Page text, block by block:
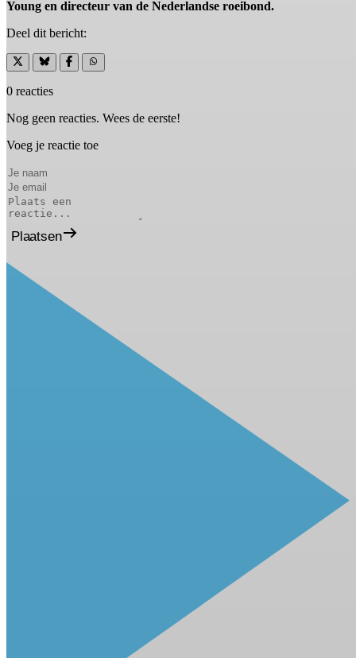
Young en directeur van de Nederlandse roeibond.
Deel dit bericht:
0 reacties
Nog geen reacties. Wees de eerste!
Voeg je reactie toe
Plaatsen